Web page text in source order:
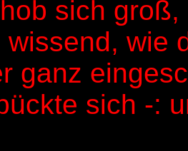
sich
wissend, wie
ganz
sich -: